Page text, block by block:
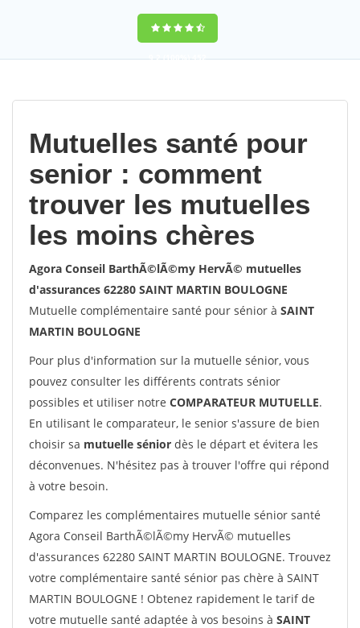
9,2(100%)452
Mutuelles santé pour
senior : comment
trouver les mutuelles
les moins chères
Agora Conseil BarthÃ©lÃ©my HervÃ© mutuelles
d'assurances 62280 SAINT MARTIN BOULOGNE
Mutuelle complémentaire santé pour sénior à SAINT
MARTIN BOULOGNE
Pour plus d'information sur la mutuelle sénior, vous
pouvez consulter les différents contrats sénior
possibles et utiliser notre COMPARATEUR MUTUELLE.
En utilisant le comparateur, le senior s'assure de bien
choisir sa mutuelle sénior dès le départ et évitera les
déconvenues. N'hésitez pas à trouver l'offre qui répond
à votre besoin.
Comparez les complémentaires mutuelle sénior santé
Agora Conseil BarthÃ©lÃ©my HervÃ© mutuelles
d'assurances 62280 SAINT MARTIN BOULOGNE. Trouvez
votre complémentaire santé sénior pas chère à SAINT
MARTIN BOULOGNE ! Obtenez rapidement le tarif de
votre mutuelle santé adaptée à vos besoins à SAINT